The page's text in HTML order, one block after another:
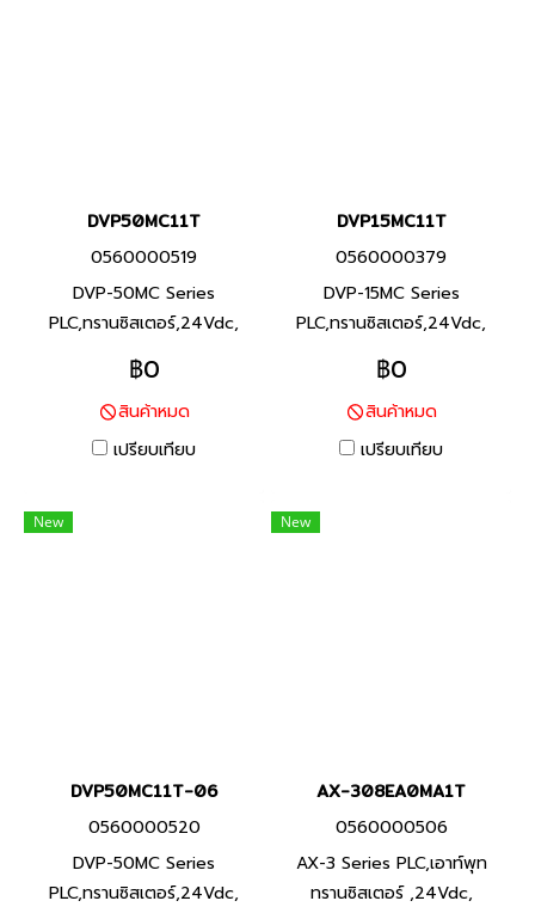
DVP50MC11T
0560000519
DVP-50MC Series
PLC,ทรานซิสเตอร์,24Vdc,
Product P/N: DVP50MC11T
I/O Points 16/8, Program
Capacity 20M, Built-in RS-
232, RS-485 Ports and 2
สินค้าแบรนด์ ไต้หวัน
฿0
สินค้าหมด
เปรียบเทียบ
DVP15MC11T
0560000379
DVP-15MC Series
PLC,ทรานซิสเตอร์,24Vdc,
Product P/N: DVP15MC11T
I/O Points 16/8, Program
Capacity 20M, Built-in RS-
232, RS-485 Ports and 2
สินค้าแบรนด์ ไต้หวัน
฿0
สินค้าหมด
เปรียบเทียบ
New
DVP50MC11T-06
0560000520
DVP-50MC Series
PLC,ทรานซิสเตอร์,24Vdc,
New
AX-308EA0MA1T
0560000506
AX-3 Series PLC,เอาท์พุท
ทรานซิสเตอร์ ,24Vdc,